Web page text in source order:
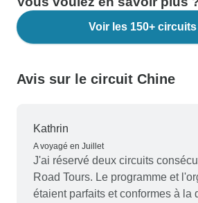
Voir les 150+ circuits
Avis sur le circuit Chine
Kathrin
A voyagé en Juillet
J'ai réservé deux circuits
Road Tours. Le programme et
étaient parfaits et conformes à la